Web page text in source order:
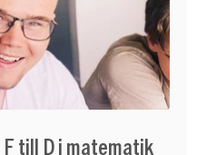
till D i matematik